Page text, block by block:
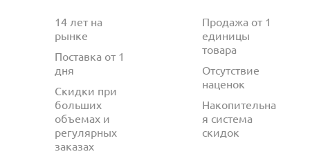
14 лет на
рынке
Поставка от 1
дня
Скидки при
больших
объемах и
регулярных
заказах
Продажа от 1
единицы
товара
Отсутствие
наценок
Накопительна
я система
скидок